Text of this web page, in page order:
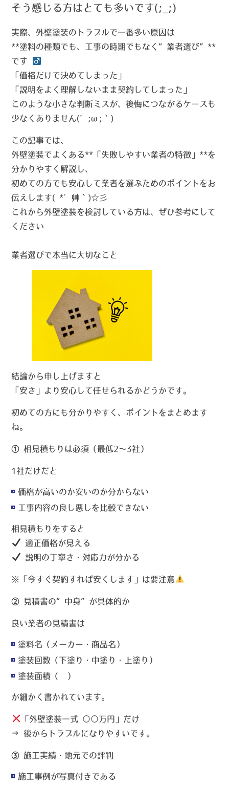
そう感じる方はとても多いです(;_;)
実際、外壁塗装のトラブルで一番多い原因は
**塗料の種類でも、工事の時期でもなく“業者選び”**
です ‍
「価格だけで決めてしまった」
「説明をよく理解しないまま契約してしまった」
このような小さな判断ミスが、後悔につながるケースも
少なくありません(´;ω;｀)
この記事では、
外壁塗装でよくある** 「失敗しやすい業者の特徴」 **を
分かりやすく解説し、
初めての方でも安心して業者を選ぶためのポイントをお
伝えします( *´艸｀)☆彡
これから外壁塗装を検討している方は、ぜひ参考にして
ください
業者選びで本当に大切なこと
結論から申し上げますと
「安さ」より 安心して任せられるかどうかです。
初めての方にも分かりやすく、ポイントをまとめます
ね。
① 相見積もりは必須（最低2～3社）
1社だけだと
価格が高いのか安いのか分からない
工事内容の良し悪しを比較できない
相見積もりをすると
適正価格が見える
説明の丁寧さ・対応力が分かる
※「今すぐ契約すれば安くします」は要注意
② 見積書の“中身”が具体的か
良い業者の見積書は
塗料名（メーカー・商品名）
塗装回数（下塗り・中塗り・上塗り）
塗装面積（㎡）
が細かく書かれています。
「外壁塗装一式 ○○万円」だけ
→ 後からトラブルになりやすいです。
③ 施工実績・地元での評判
施工事例が写真付きである